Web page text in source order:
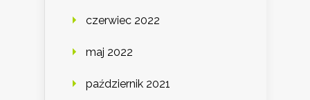
czerwiec 2022
maj 2022
październik 2021